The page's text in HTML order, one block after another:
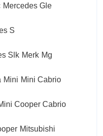
Mercedes Gle
S
Slk Merk Mg
Mini Mini Cabrio
Cooper Cabrio
Mitsubishi